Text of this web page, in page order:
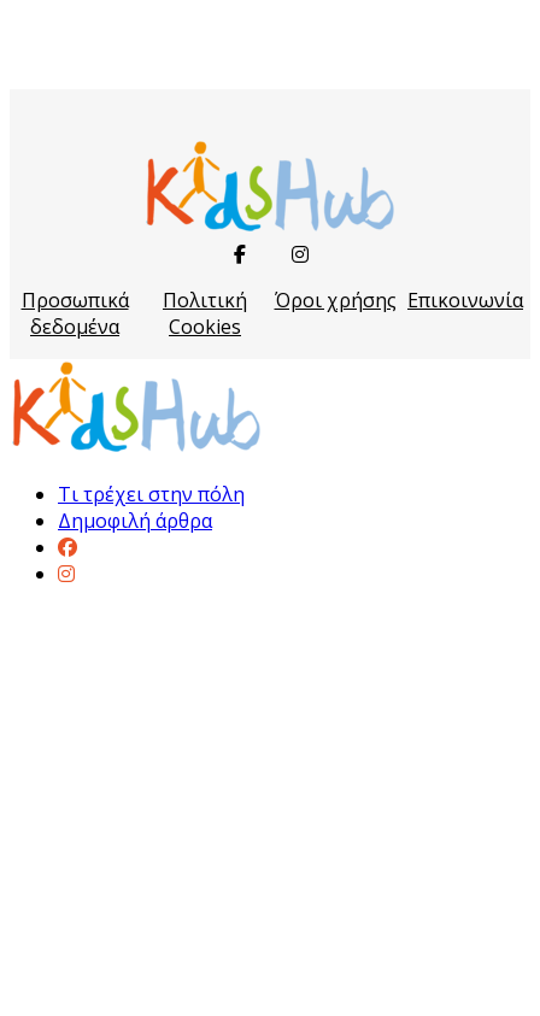
Προσωπικά
δεδομένα
Πολιτική
Cookies
Όροι χρήσης Επικοινωνία
Τι τρέχει στην πόλη
Δημοφιλή άρθρα